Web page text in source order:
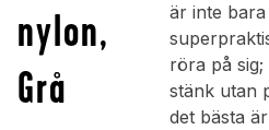
nylon,
Grå
är inte
röra på
stänk utan
det bästa